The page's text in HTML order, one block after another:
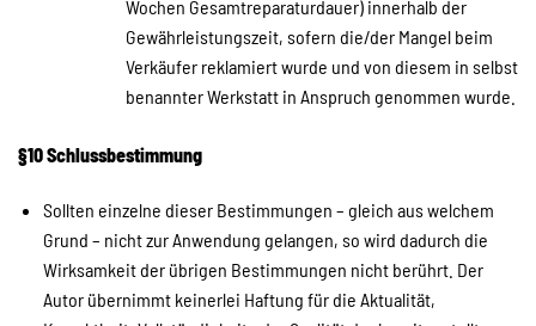
Wochen Gesamtreparaturdauer) innerhalb der
Gewährleistungszeit, sofern die/der Mangel beim
Verkäufer reklamiert wurde und von diesem in selbst
benannter Werkstatt in Anspruch genommen wurde.
§10 Schlussbestimmung
Sollten einzelne dieser Bestimmungen – gleich aus welchem
Grund – nicht zur Anwendung gelangen, so wird dadurch die
Wirksamkeit der übrigen Bestimmungen nicht berührt. Der
Autor übernimmt keinerlei Haftung für die Aktualität,